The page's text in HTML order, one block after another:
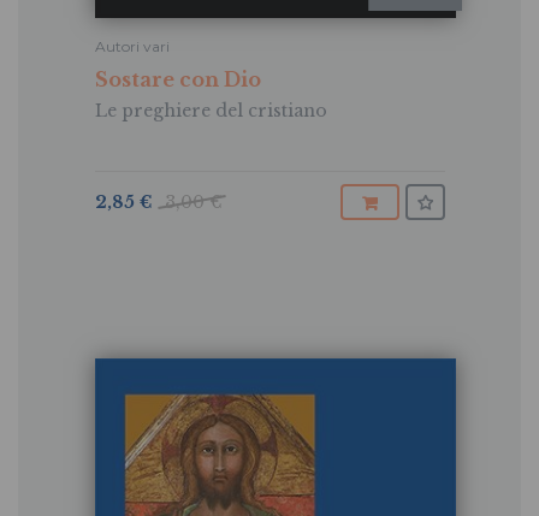
Sostare con Dio
Le preghiere del cristiano
Autori vari
3,00 €
2,85 €